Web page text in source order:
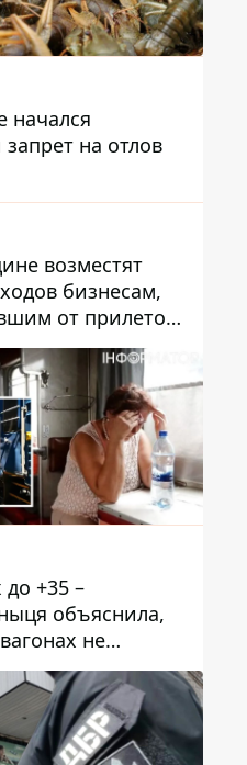
начался
на отлов
возместят
бизнесам,
от прилетов
до +35 –
объяснила,
не
кондиционеры во